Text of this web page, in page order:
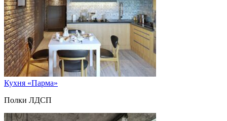
Кухня «Парма»
Полки ЛДСП